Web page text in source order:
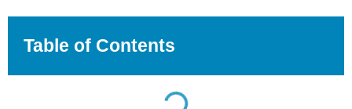
Table of Contents